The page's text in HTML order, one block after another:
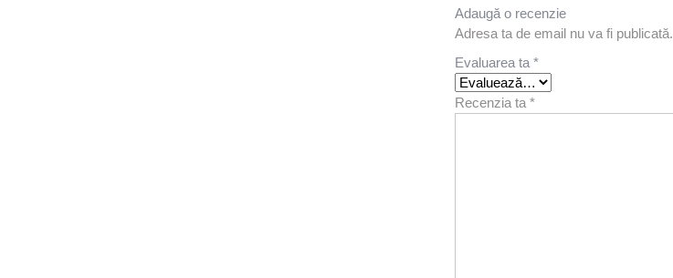
Adaugă o recenzie
Adresa ta de email nu va fi publicată.
Evaluarea ta *
Recenzia ta *